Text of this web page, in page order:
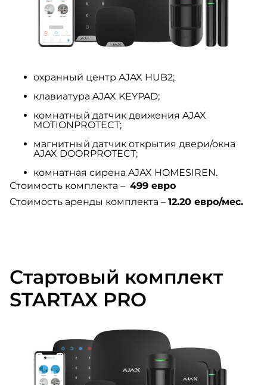
охранный центр AJAX HUB2;
клавиатура AJAX KEYPAD;
комнатный датчик движения AJAX
MOTIONPROTECT;
магнитный датчик открытия двери/окна
AJAX DOORPROTECT;
комнатная сирена AJAX HOMESIREN.
Стоимость комплекта – 499 евро
Стоимость аренды комплекта – 12.20 евро/мес.
Стартовый комплект
STARTAX PRO